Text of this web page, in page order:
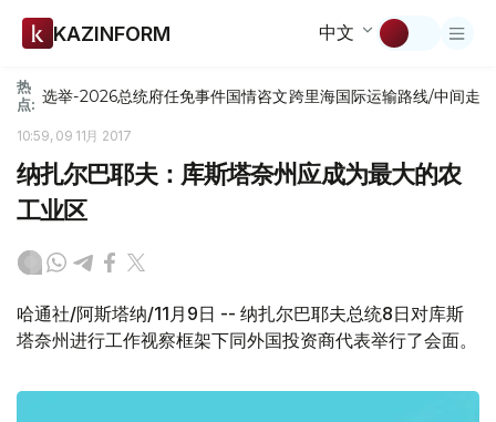
KAZINFORM 中文
热
点: 选举-2026总统府任免事件国情咨文跨里海国际运输路线/中间走廊
10:59, 09 11月 2017
纳扎尔巴耶夫：库斯塔奈州应成为最大的农
工业区
哈通社/阿斯塔纳/11月9日 -- 纳扎尔巴耶夫总统8日对库斯
塔奈州进行工作视察框架下同外国投资商代表举行了会面。